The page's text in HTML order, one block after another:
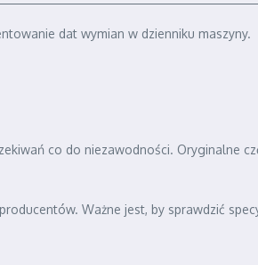
dat wymian w dzienniku maszyny.
co do niezawodności. Oryginalne
Ważne jest, by sprawdzić